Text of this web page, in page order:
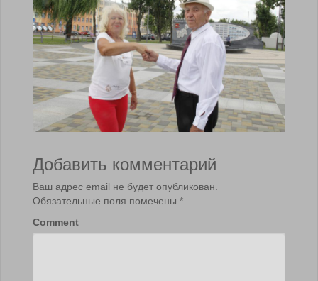
Добавить комментарий
Ваш адрес email не будет опубликован.
Обязательные поля помечены *
Comment